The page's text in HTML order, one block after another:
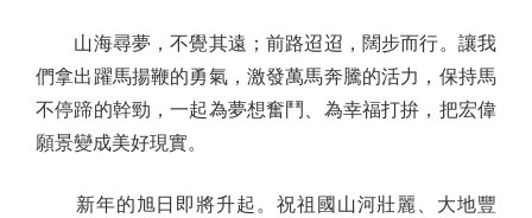
山海尋夢，不覺其遠；前路迢迢，闊步而行。讓我
們拿出躍馬揚鞭的勇氣，激發萬馬奔騰的活力，保持馬
不停蹄的幹勁，一起為夢想奮鬥、為幸福打拚，把宏偉
願景變成美好現實。
新年的旭日即將升起。祝祖國山河壯麗、大地豐